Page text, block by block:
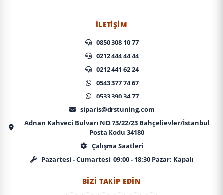
İLETIŞIM
0850 308 10 77
0212 444 44 44
0212 441 62 24
0543 377 74 67
0533 390 34 77
siparis@drstuning.com
Adnan Kahveci Bulvarı NO:73/22/23 Bahçelievler/İstanbul
Posta Kodu 34180
Çalışma Saatleri
Pazartesi - Cumartesi: 09:00 - 18:30 Pazar: Kapalı
BIZI TAKIP EDIN